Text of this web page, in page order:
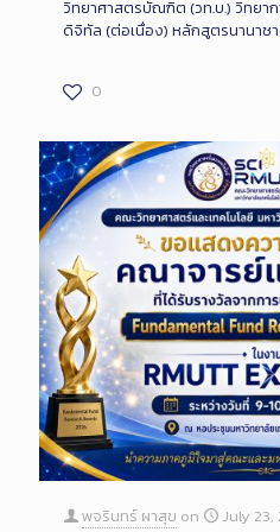
วิทยาศาสตรบัณฑิต (วท.บ.) วิทยา
ดิจิทัล (ต่อเนื่อง) หลักสูตรนานาช
0
พจรินทร์ ผาสุข on
July 23,